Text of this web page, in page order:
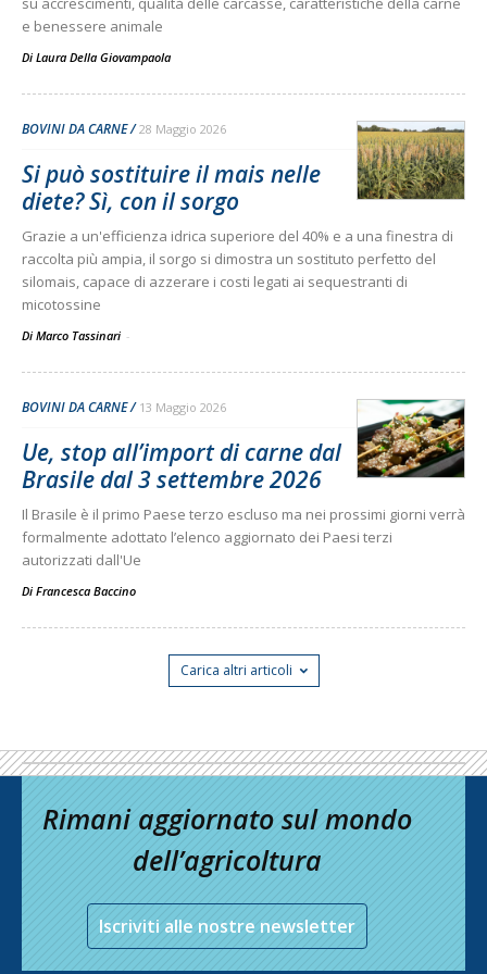
e benessere animale
Di Laura Della Giovampaola
BOVINI DA CARNE 28 Maggio 2026
Si può sostituire il mais nelle
diete? Sì, con il sorgo
Grazie a un'efficienza idrica superiore del 40% e a una finestra di
raccolta più ampia, il sorgo si dimostra un sostituto perfetto del
silomais, capace di azzerare i costi legati ai sequestranti di
micotossine
Di Marco Tassinari -
BOVINI DA CARNE 13 Maggio 2026
Ue, stop all’import di carne dal
Brasile dal 3 settembre 2026
Il Brasile è il primo Paese terzo escluso ma nei prossimi giorni verrà
formalmente adottato l’elenco aggiornato dei Paesi terzi
autorizzati dall'Ue
Di Francesca Baccino
Carica altri articoli
Rimani aggiornato sul mondo
dell’agricoltura
Iscriviti alle nostre newsletter